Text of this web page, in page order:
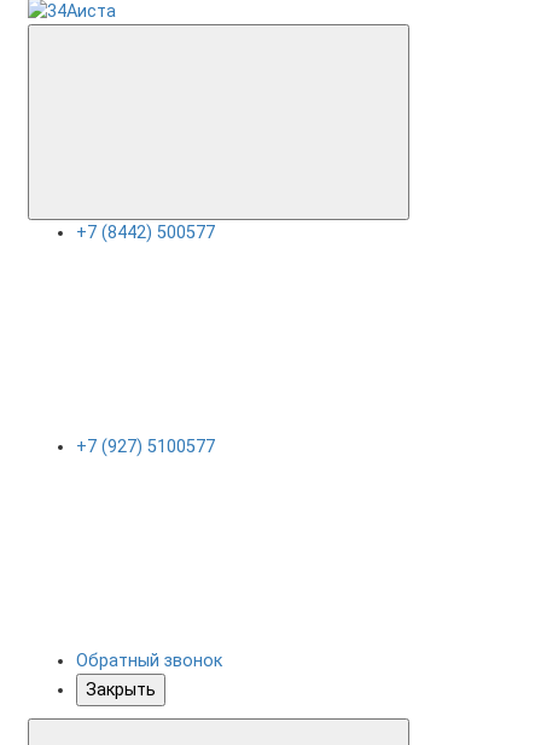
+7 (8442) 500577
+7 (927) 5100577
Обратный звонок
Закрыть